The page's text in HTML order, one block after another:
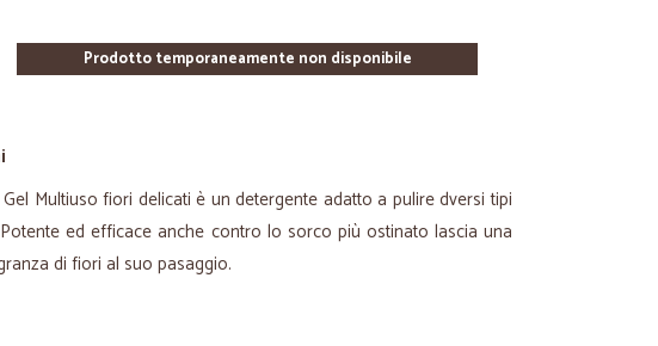
Prodotto temporaneamente non disponibile
Multiuso fiori delicati è un detergente adatto a pulire dversi tipi
ed efficace anche contro lo sorco più ostinato lascia una
di fiori al suo pasaggio.